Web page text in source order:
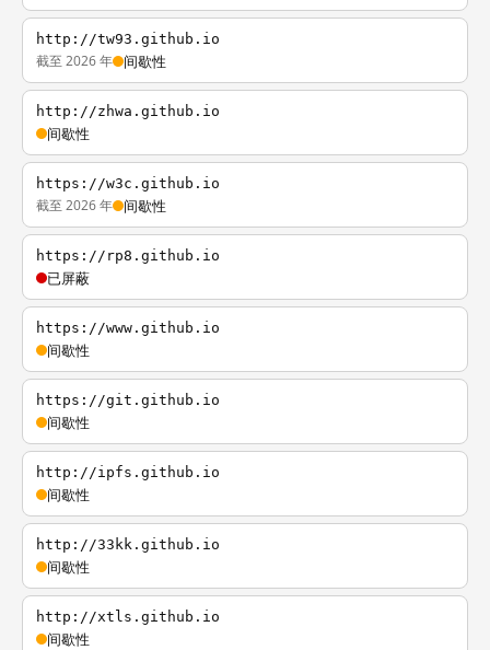
http://tw93.github.io
截至 2026 年 间歇性
http://zhwa.github.io
间歇性
https://w3c.github.io
截至 2026 年 间歇性
https://rp8.github.io
已屏蔽
https://www.github.io
间歇性
https://git.github.io
间歇性
http://ipfs.github.io
间歇性
http://33kk.github.io
间歇性
http://xtls.github.io
间歇性